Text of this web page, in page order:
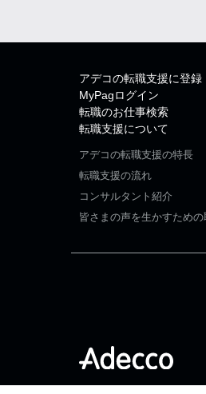
アデコの転職支援に登録
MyPagログイン
転職のお仕事検索
転職支援について
アデコの転職支援の特長
転職支援の流れ
コンサルタント紹介
皆さまの声を生かすため